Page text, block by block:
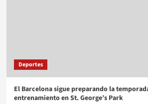
Deportes
El Barcelona sigue preparando la
entrenamiento en St. George’s Park